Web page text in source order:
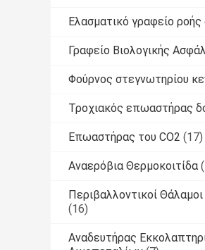
Ελασματικό γραφείο
Γραφείο Βιολογικής
Φούρνος στεγνωτηρίου
Τροχιακός επωαστήρας
Επωαστήρας του CO2 (17)
Αναερόβια Θερμοκοιτίδα
Περιβαλλοντικοί
(16)
Αναδευτήρας